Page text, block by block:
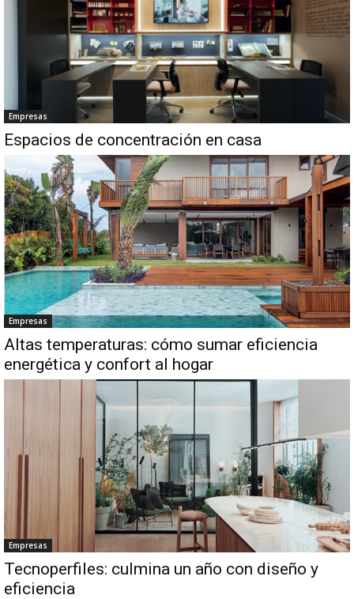
Empresas
Espacios de concentración en casa
Empresas
Altas temperaturas: cómo sumar eficiencia
energética y confort al hogar
Empresas
Tecnoperfiles: culmina un año con diseño y
eficiencia